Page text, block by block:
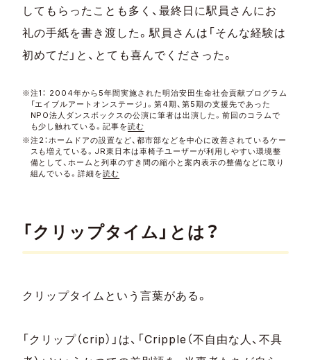
してもらったことも多く、最終日に駅員さんにお
礼の手紙を書き渡した。駅員さんは「そんな経験は
初めてだ」と、とても喜んでくださった。
※注1： 2004年から5年間実施された明治安田生命社会貢献プログラム
「エイブルアートオンステージ」。第4期、第5期の支援先であった
NPO法人ダンスボックスの公演に筆者は出演した。前回のコラムで
も少し触れている。記事を読む
※注2：ホームドアの設置など、都市部などを中心に改善されているケー
スも増えている。JR東日本は車椅子ユーザーが利用しやすい環境整
備として、ホームと列車のすき間の縮小と案内表示の整備などに取り
組んでいる。詳細を読む
「クリップタイム」とは？
クリップタイムという言葉がある。
「クリップ（crip）」は、「Cripple（不自由な人、不具